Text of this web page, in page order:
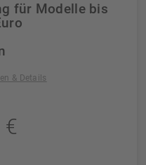
für Modelle bis
& Details
€